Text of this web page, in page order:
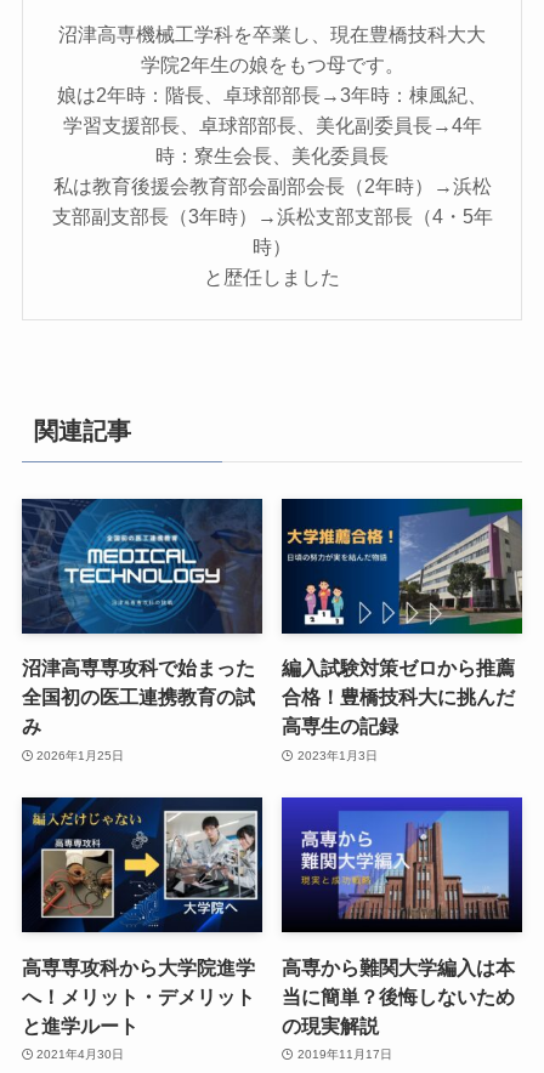
沼津高専機械工学科を卒業し、現在豊橋技科大大
学院2年生の娘をもつ母です。
娘は2年時：階長、卓球部部長→3年時：棟風紀、
学習支援部長、卓球部部長、美化副委員長→4年
時：寮生会長、美化委員長
私は教育後援会教育部会副部会長（2年時）→浜松
支部副支部長（3年時）→浜松支部支部長（4・5年
時）
と歴任しました
関連記事
沼津高専専攻科で始まった
全国初の医工連携教育の試
み
2026年1月25日
編入試験対策ゼロから推薦
合格！豊橋技科大に挑んだ
高専生の記録
2023年1月3日
高専専攻科から大学院進学
へ！メリット・デメリット
と進学ルート
2021年4月30日
高専から難関大学編入は本
当に簡単？後悔しないため
の現実解説
2019年11月17日